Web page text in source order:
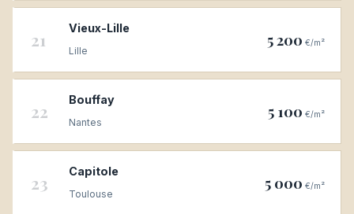
21
Vieux-Lille
Lille
5 200 €/m²
22
Bouffay
Nantes
5 100 €/m²
23
Capitole
Toulouse
5 000 €/m²